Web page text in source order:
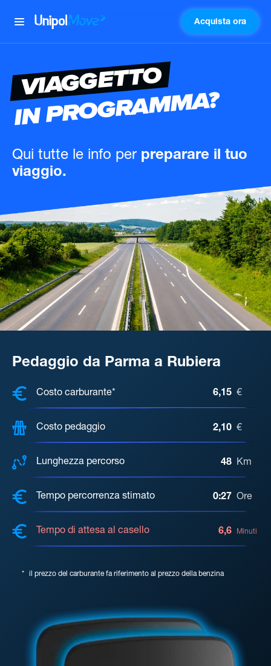
UnipolMove Acquista ora
VIAGGETTO
IN PROGRAMMA?
Qui tutte le info per preparare il tuo
viaggio.
Pedaggio da Parma a Rubiera
COSTI, DISTANZA, TEMPO DI
Costo carburante* 6,15 €
Costo pedaggio 2,10 €
Lunghezza percorso 48 Km
Tempo percorrenza stimato 0:27 Ore
Tempo di attesa al casello 6,6 Minuti
* il prezzo del carburante fa riferimento al prezzo della benzina